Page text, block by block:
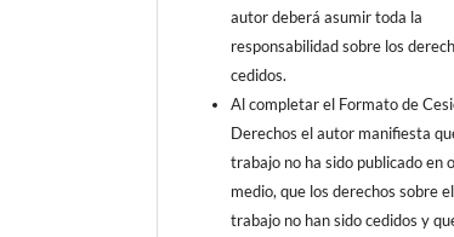
autor deberá asumir toda la
responsabilidad sobre los
cedidos.
Al completar el Formato de
Derechos el autor manifiesta
trabajo no ha sido publicado en
medio, que los derechos sobre el
trabajo no han sido cedidos y